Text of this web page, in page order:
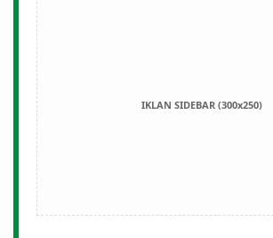
IKLAN SIDEBAR (300x250)